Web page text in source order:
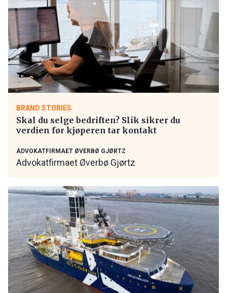
BRAND STORIES
Skal du selge bedriften? Slik sikrer du
verdien før kjøperen tar kontakt
ADVOKATFIRMAET ØVERBØ GJØRTZ
Advokatfirmaet Øverbø Gjørtz